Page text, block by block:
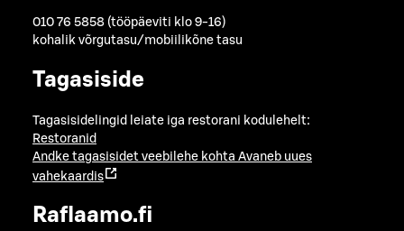
010 76 5858 (tööpäeviti klo 9-16)
kohalik võrgutasu/mobiilikõne tasu
Tagasiside
Tagasisidelingid leiate iga restorani kodulehelt:
Restoranid
Andke tagasisidet veebilehe kohta Avaneb uues
vahekaardis
Raflaamo.fi